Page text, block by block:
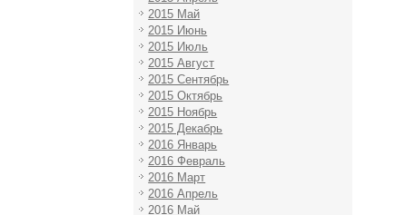
2015 Май
2015 Июнь
2015 Июль
2015 Август
2015 Сентябрь
2015 Октябрь
2015 Ноябрь
2015 Декабрь
2016 Январь
2016 Февраль
2016 Март
2016 Апрель
2016 Май